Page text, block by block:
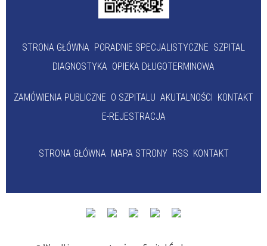
STRONA GŁÓWNA PORADNIE SPECJALISTYCZNE SZPITAL
DIAGNOSTYKA OPIEKA DŁUGOTERMINOWA
ZAMÓWIENIA PUBLICZNE O SZPITALU AKUTALNOŚCI KONTAKT
E-REJESTRACJA
STRONA GŁÓWNA MAPA STRONY RSS KONTAKT